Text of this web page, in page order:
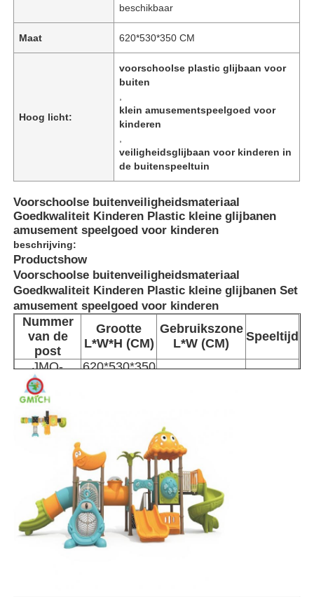
Huis
Producten
Over ons
Fabriekstocht
Kwaliteitscontrole
Neem contact met ons op
beschikbaar
Maat 620*530*350 CM
Hoog licht:
voorschoolse plastic glijbaan voor
buiten
klein amusementspeelgoed voor
kinderen
veiligheidsglijbaan voor kinderen in
de buitenspeeltuin
Voorschoolse buitenveiligheidsmateriaal
Goedkwaliteit Kinderen Plastic kleine glijbanen
amusement speelgoed voor kinderen
beschrijving:
Productshow
Voorschoolse buitenveiligheidsmateriaal
Goedkwaliteit Kinderen Plastic kleine glijbanen Set
amusement speelgoed voor kinderen
Nummer
van de
post
Grootte
L*W*H (CM)
Gebruikszone
L*W (CM)
Speeltijd
JMQ-
12101
620*530*350 1100*1000 cm 3-15 jaar